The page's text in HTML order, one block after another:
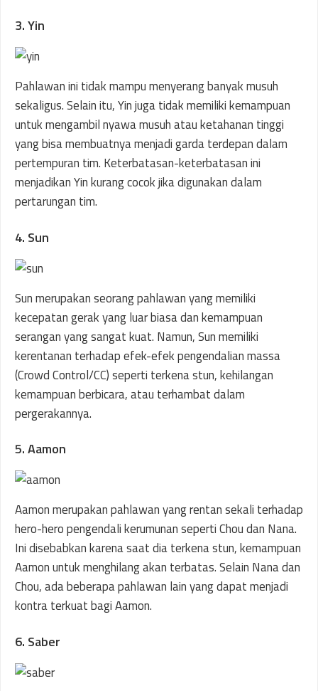
3. Yin
Pahlawan ini tidak mampu menyerang banyak musuh
sekaligus. Selain itu, Yin juga tidak memiliki kemampuan
untuk mengambil nyawa musuh atau ketahanan tinggi
yang bisa membuatnya menjadi garda terdepan dalam
pertempuran tim. Keterbatasan-keterbatasan ini
menjadikan Yin kurang cocok jika digunakan dalam
pertarungan tim.
4. Sun
Sun merupakan seorang pahlawan yang memiliki
kecepatan gerak yang luar biasa dan kemampuan
serangan yang sangat kuat. Namun, Sun memiliki
kerentanan terhadap efek-efek pengendalian massa
(Crowd Control/CC) seperti terkena stun, kehilangan
kemampuan berbicara, atau terhambat dalam
pergerakannya.
5. Aamon
Aamon merupakan pahlawan yang rentan sekali terhadap
hero-hero pengendali kerumunan seperti Chou dan Nana.
Ini disebabkan karena saat dia terkena stun, kemampuan
Aamon untuk menghilang akan terbatas. Selain Nana dan
Chou, ada beberapa pahlawan lain yang dapat menjadi
kontra terkuat bagi Aamon.
6. Saber